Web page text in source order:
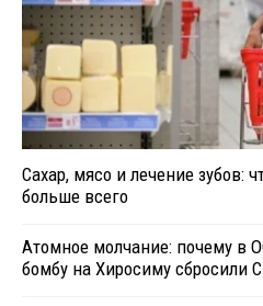
Сахар, мясо и лечение зубов:
больше всего
Атомное молчание: почему в
бомбу на Хиросиму сбросили